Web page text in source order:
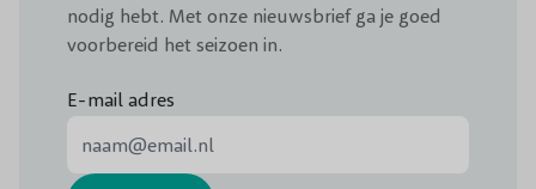
nodig hebt. Met onze nieuwsbrief ga je goed
voorbereid het seizoen in.
E-mail adres